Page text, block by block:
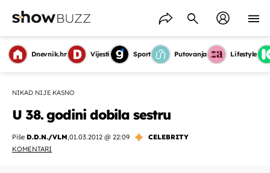
Dnevnik.hr Vijesti Sport Putovanja Lifestyle
NIKAD NIJE KASNO
U 38. godini dobila sestru
Piše D.D.N./VLM,01.03.2012 @ 22:09
CELEBRITY
KOMENTARI